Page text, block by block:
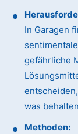
In Garagen
gefährliche
was
Methoden: